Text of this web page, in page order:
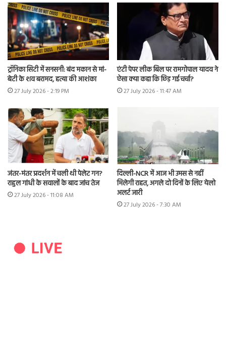
ट्रॉनिका सिटी में सनसनी: बंद मकान से मां-
बेटी के शव बरामद, हत्या की आशंका
27 July 2026 - 2:19 PM
एंटी पेपर लीक बिल पर रामगोपाल यादव ने
ऐसा क्या कहा कि छिड़ गई चर्चा?
27 July 2026 - 11:47 AM
जंतर-मंतर प्रदर्शन में चली थी पेलेट गन?
राहुल गांधी के सवालों के बाद जांच तेज
27 July 2026 - 11:08 AM
दिल्ली-NCR में आज भी उमस से नहीं
मिलेगी राहत, अगले दो दिनों के लिए येलो
अलर्ट जारी
27 July 2026 - 7:30 AM